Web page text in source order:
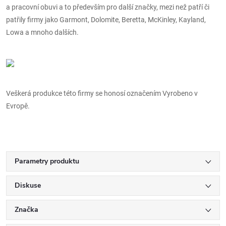
a pracovní obuvi a to především pro další značky, mezi než patří či
patřily firmy jako Garmont, Dolomite, Beretta, McKinley, Kayland,
Lowa a mnoho dalších.
Veškerá produkce této firmy se honosí označením Vyrobeno v
Evropě.
Parametry produktu
Diskuse
Značka